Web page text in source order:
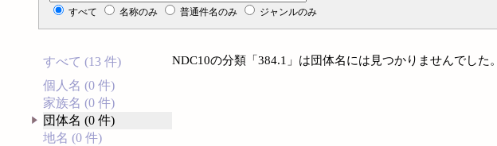
すべて 名称のみ 普通件名のみ ジャンルのみ
すべて (13 件)
個人名 (0 件)
家族名 (0 件)
団体名 (0 件)
地名 (0 件)
NDC10の分類「384.1」は団体名には見つかりませんでした。